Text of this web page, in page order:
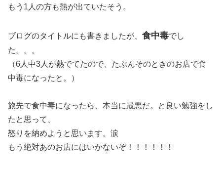
もう1人の方も熱が出ていたそう。
ブログのタイトルにも書きましたが、 食中毒でし
た。。。
（6人中3人が熱でてたので、たぶんそのときのお店で食
中毒になったと。）
旅先で食中毒になったら、本当に最悪だ。と良い勉強をし
たと思って、
怒りを納めようと思います。涙
もう絶対あのお店にはいかないぞ！！！！！！